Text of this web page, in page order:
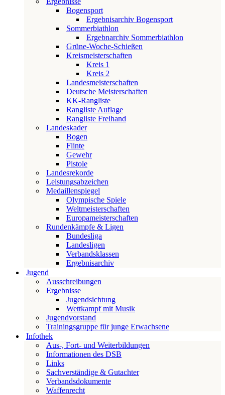
Bogensport
Ergebnisarchiv Bogensport
Sommerbiathlon
Ergebnarchiv Sommerbiathlon
Grüne-Woche-Schießen
Kreismeisterschaften
Kreis 1
Kreis 2
Landesmeisterschaften
Deutsche Meisterschaften
KK-Rangliste
Rangliste Auflage
Rangliste Freihand
Landeskader
Bogen
Flinte
Gewehr
Pistole
Landesrekorde
Leistungsabzeichen
Medaillenspiegel
Olympische Spiele
Weltmeisterschaften
Europameisterschaften
Rundenkämpfe & Ligen
Bundesliga
Landesligen
Verbandsklassen
Ergebnisarchiv
Jugend
Ausschreibungen
Ergebnisse
Jugendsichtung
Wettkampf mit Musik
Jugendvorstand
Trainingsgruppe für junge Erwachsene
Infothek
Aus-, Fort- und Weiterbildungen
Informationen des DSB
Links
Sachverständige & Gutachter
Verbandsdokumente
Waffenrecht